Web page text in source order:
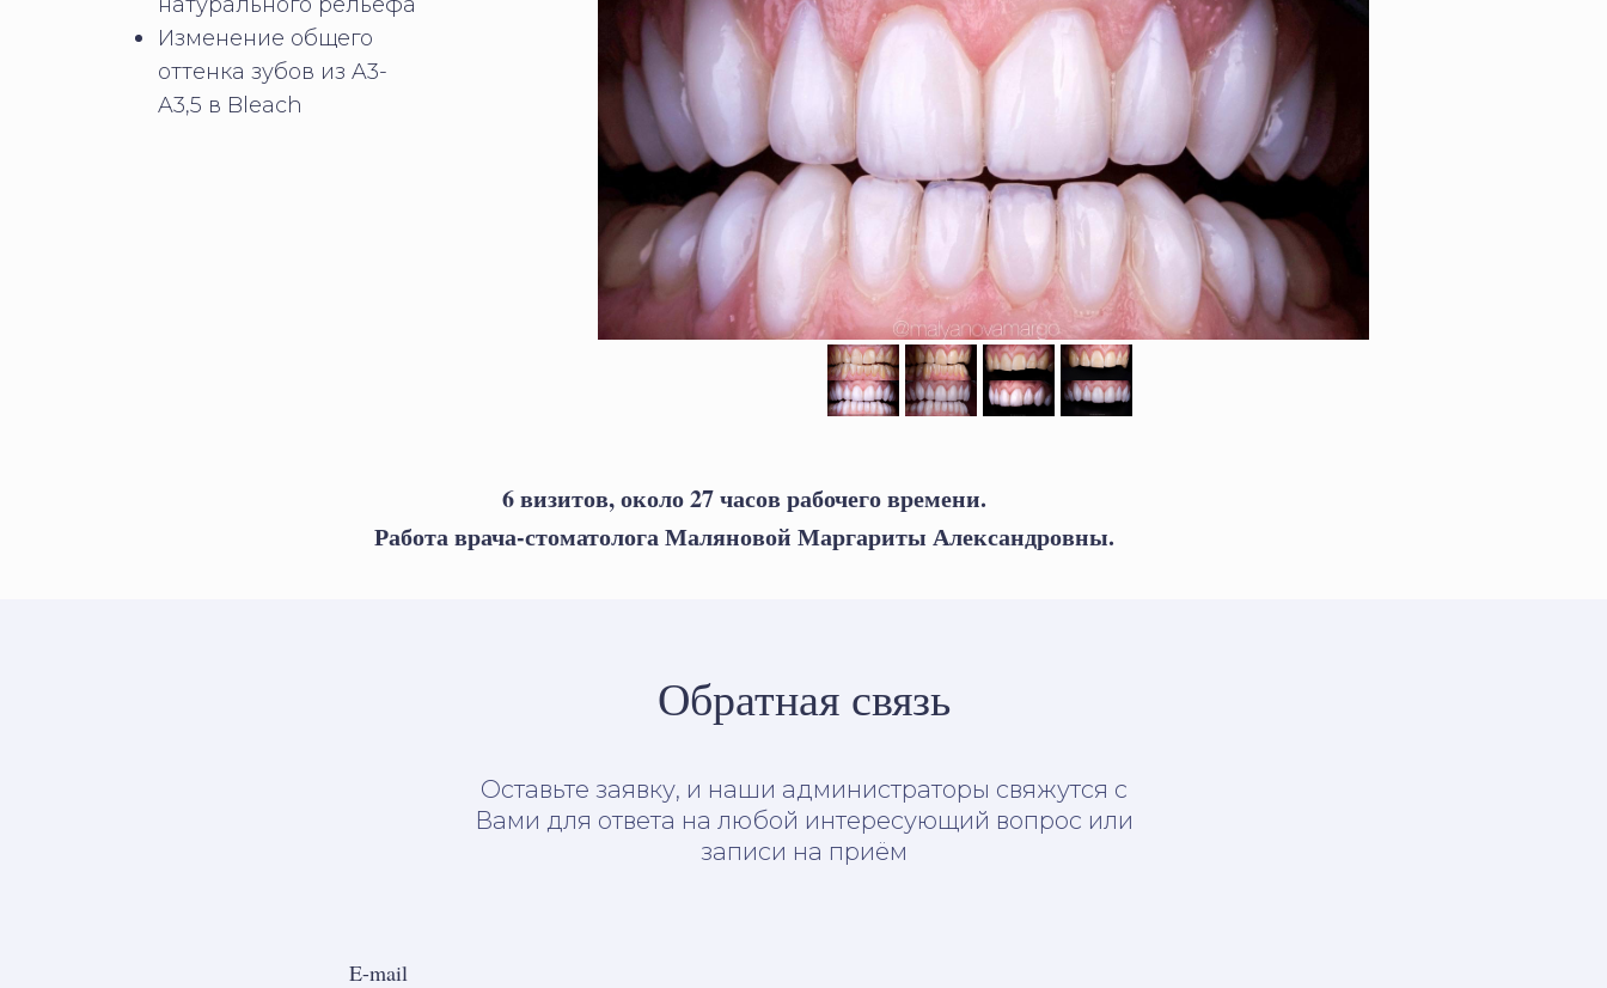
Изменение общего
оттенка зубов из A3-
A3,5 в Bleach
6 визитов, около 27 часов рабочего времени.
Работа врача-стоматолога Маляновой Маргариты Александровны.
Обратная связь
Оставьте заявку, и наши администраторы свяжутся с
Вами для ответа на любой интересующий вопрос или
записи на приём
E-mail